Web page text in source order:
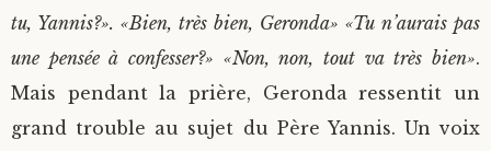
tu, Yannis?». «Bien, très bien, Geronda» «Tu n’aurais pas
une pensée à confesser?» «Non, non, tout va très bien».
Mais pendant la prière, Geronda ressentit un
grand trouble au sujet du Père Yannis. Un voix